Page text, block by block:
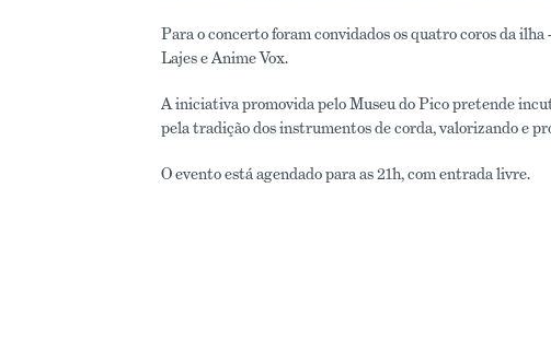
Para o concerto foram convidados os quatro coros da
Lajes e Anime Vox.
A iniciativa promovida pelo Museu do Pico pretende
pela tradição dos instrumentos de corda, valorizando e
O evento está agendado para as 21h, com entrada livre.